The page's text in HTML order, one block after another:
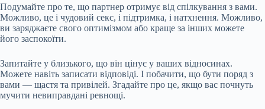
Подумайте про те, що партнер отримує від спілкування з вами.
Можливо, це і чудовий секс, і підтримка, і натхнення. Можливо,
ви заряджаєте свого оптимізмом або краще за інших можете
його заспокоїти.
Запитайте у близького, що він цінує у ваших відносинах.
Можете навіть записати відповіді. І побачити, що бути поряд з
вами — щастя та привілей. Згадайте про це, якщо вас почнуть
мучити невиправдані ревнощі.